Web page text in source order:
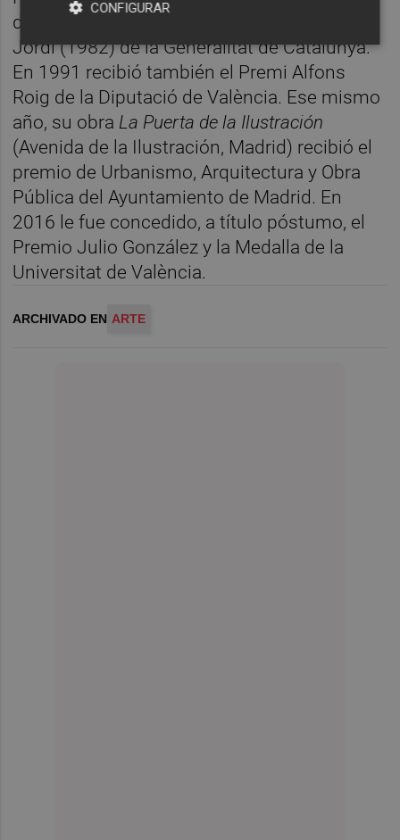
d’Honor Jaume I (1980) y la Creu de Sant
Jordi (1982) de la Generalitat de Catalunya.
En 1991 recibió también el Premi Alfons
Roig de la Diputació de València. Ese mismo
año, su obra La Puerta de la Ilustración
(Avenida de la Ilustración, Madrid) recibió el
premio de Urbanismo, Arquitectura y Obra
Pública del Ayuntamiento de Madrid. En
2016 le fue concedido, a título póstumo, el
Premio Julio González y la Medalla de la
Universitat de València.
ARCHIVADO EN ARTE
CONFIGURAR